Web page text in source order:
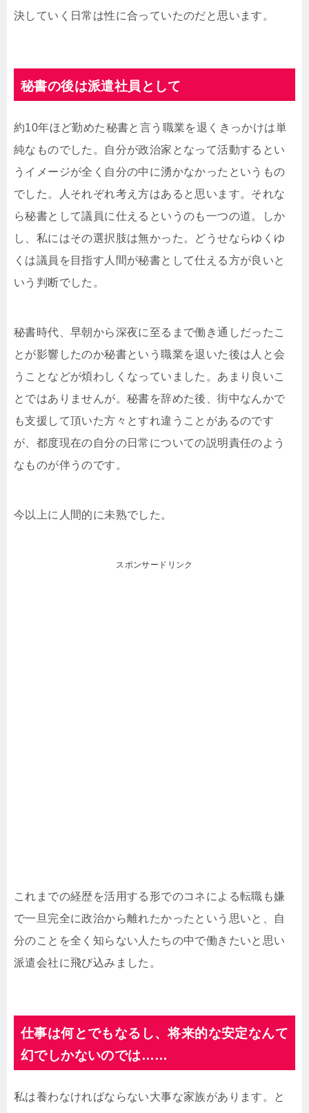
決していく日常は性に合っていたのだと思います。
秘書の後は派遣社員として
約10年ほど勤めた秘書と言う職業を退くきっかけは単
純なものでした。自分が政治家となって活動するとい
うイメージが全く自分の中に湧かなかったというもの
でした。人それぞれ考え方はあると思います。それな
ら秘書として議員に仕えるというのも一つの道。しか
し、私にはその選択肢は無かった。どうせならゆくゆ
くは議員を目指す人間が秘書として仕える方が良いと
いう判断でした。
秘書時代、早朝から深夜に至るまで働き通しだったこ
とが影響したのか秘書という職業を退いた後は人と会
うことなどが煩わしくなっていました。あまり良いこ
とではありませんが。秘書を辞めた後、街中なんかで
も支援して頂いた方々とすれ違うことがあるのです
が、都度現在の自分の日常についての説明責任のよう
なものが伴うのです。
今以上に人間的に未熟でした。
スポンサードリンク
これまでの経歴を活用する形でのコネによる転職も嫌
で一旦完全に政治から離れたかったという思いと、自
分のことを全く知らない人たちの中で働きたいと思い
派遣会社に飛び込みました。
仕事は何とでもなるし、将来的な安定なんて
幻でしかないのでは……
私は養わなければならない大事な家族があります。と